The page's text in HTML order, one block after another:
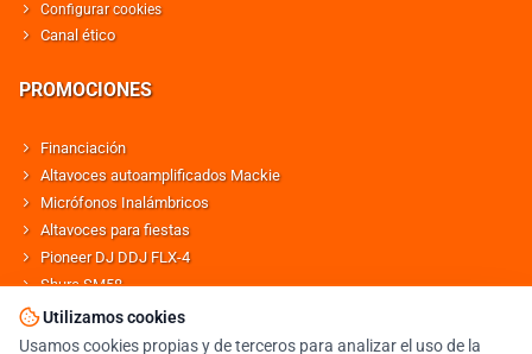
Configurar cookies
Canal ético
PROMOCIONES
Financiación
Altavoces autoamplificados Mackie
Micrófonos Inalámbricos
Altavoces para fiestas
Pioneer DJ DDJ FLX-4
Shure SM58
Altavoces Behringer
Utilizamos cookies
Usamos cookies propias y de terceros para analizar el uso de la